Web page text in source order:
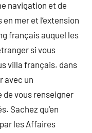
navigation et de
mer et l’extension
français auquel les
si vous
villa français. dans
avec un
vous renseigner
Sachez qu’en
les Affaires